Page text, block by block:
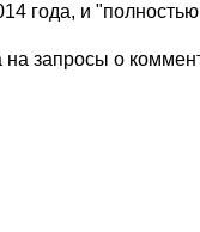
года, и
на запросы о